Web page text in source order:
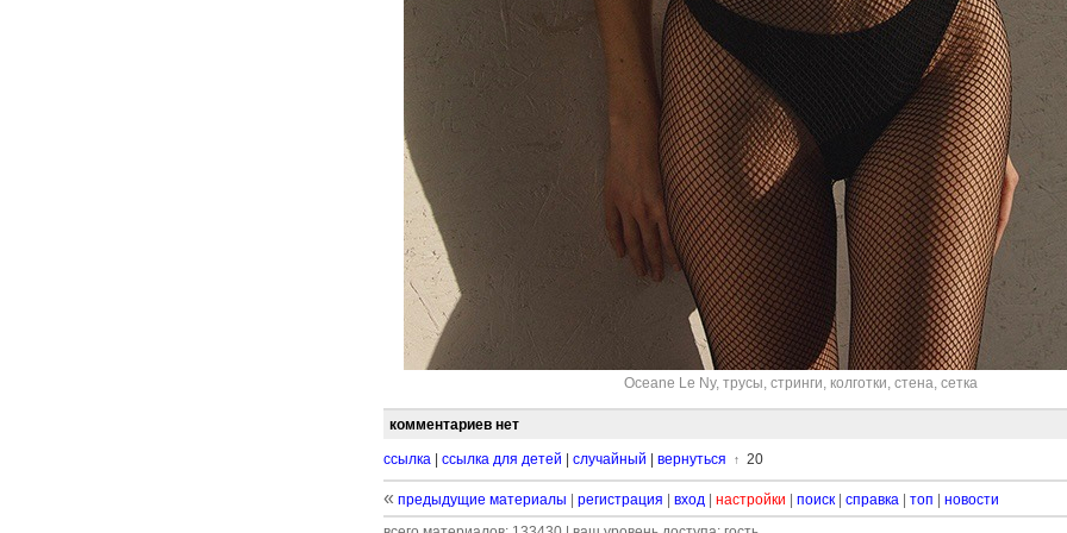
Oceane Le Ny, трусы, стринги, колготки, стена, сетка
комментариев нет
ссылка ссылка для детей случайный вернуться ↑ 20
« предыдущие материалы регистрация вход настройки поиск справка топ
новости